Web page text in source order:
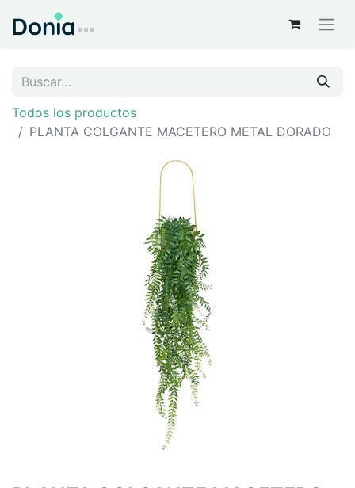
Todos los productos
PLANTA COLGANTE MACETERO METAL DORADO